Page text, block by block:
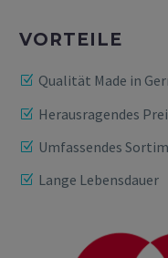
VORTEILE
Qualität Made in
Herausragendes
Umfassendes
Lange Lebensdauer